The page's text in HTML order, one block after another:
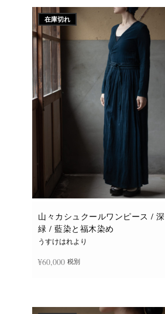
在庫切れ
山々カシュクールワンピース / 深
緑 / 藍染と福木染め
うすけはれより
¥60,000 税別